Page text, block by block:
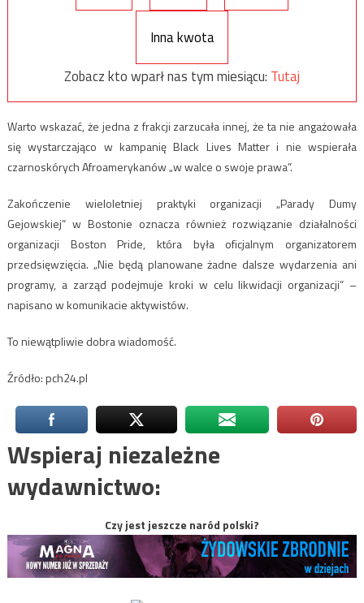
Inna kwota
Zobacz kto wparł nas tym miesiącu: Tutaj
Warto wskazać, że jedna z frakcji zarzucała innej, że ta nie angażowała
się wystarczająco w kampanię Black Lives Matter i nie wspierała
czarnoskórych Afroamerykanów „w walce o swoje prawa”.
Zakończenie wieloletniej praktyki organizacji „Parady Dumy
Gejowskiej” w Bostonie oznacza również rozwiązanie działalności
organizacji Boston Pride, która była oficjalnym organizatorem
przedsięwzięcia. „Nie będą planowane żadne dalsze wydarzenia ani
programy, a zarząd podejmuje kroki w celu likwidacji organizacji” –
napisano w komunikacie aktywistów.
To niewątpliwie dobra wiadomość.
Źródło: pch24.pl
Wspieraj niezależne
wydawnictwo:
Czy jest jeszcze naród polski?